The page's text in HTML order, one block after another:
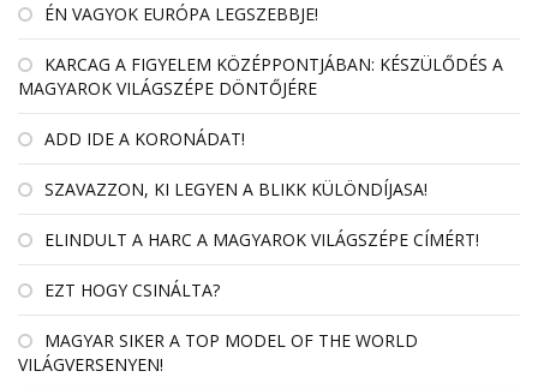
ÉN VAGYOK EURÓPA LEGSZEBBJE!
KARCAG A FIGYELEM KÖZÉPPONTJÁBAN: KÉSZÜLŐDÉS A
MAGYAROK VILÁGSZÉPE DÖNTŐJÉRE
ADD IDE A KORONÁDAT!
SZAVAZZON, KI LEGYEN A BLIKK KÜLÖNDÍJASA!
ELINDULT A HARC A MAGYAROK VILÁGSZÉPE CÍMÉRT!
EZT HOGY CSINÁLTA?
MAGYAR SIKER A TOP MODEL OF THE WORLD
VILÁGVERSENYEN!